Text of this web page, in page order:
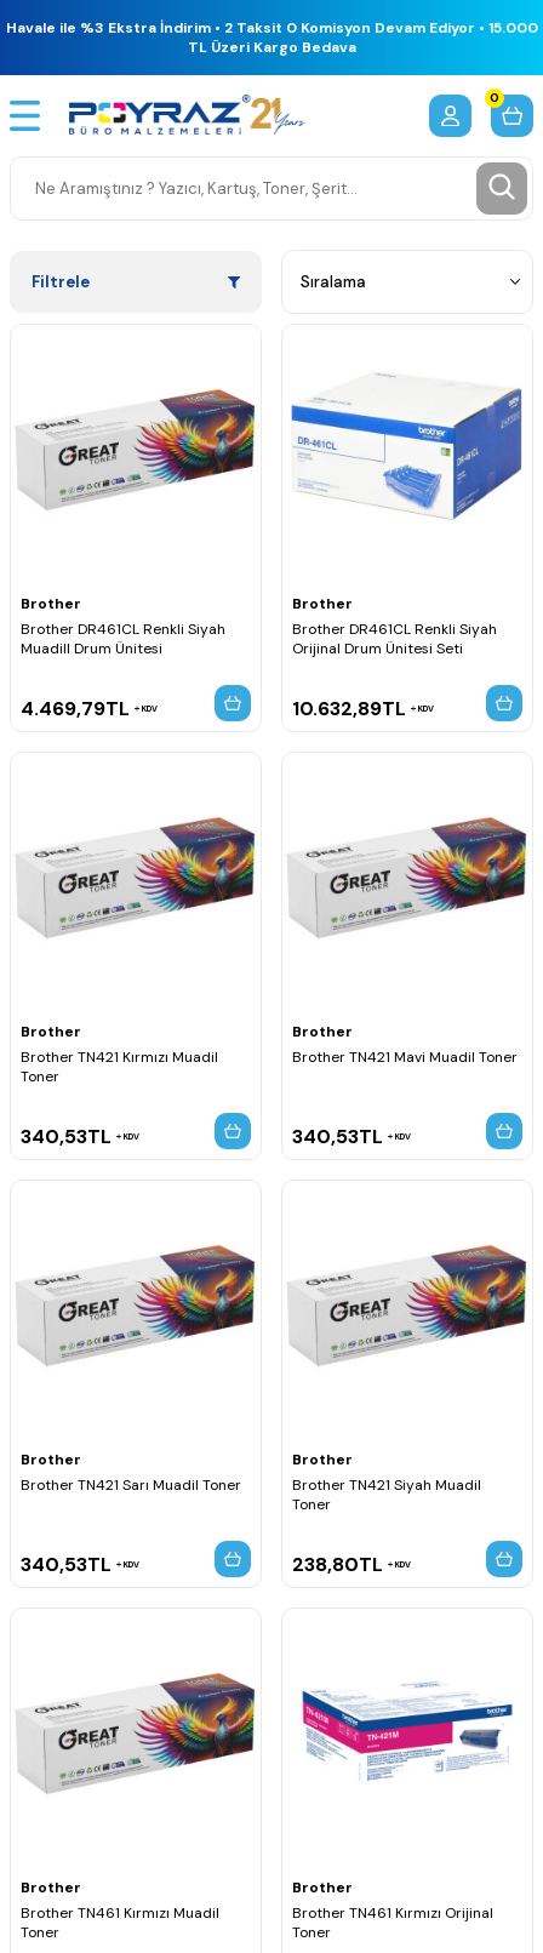
Havale ile %3 Ekstra İndirim • 2 Taksit 0 Komisyon Devam Ediyor • 15.000
TL Üzeri Kargo Bedava
0
Filtrele
Brother
Brother DR461CL Renkli Siyah
Muadill Drum Ünitesi
4.469,79TL KDV
Brother
Brother DR461CL Renkli Siyah
Orijinal Drum Ünitesi Seti
10.632,89TL KDV
Brother
Brother TN421 Kırmızı Muadil
Toner
340,53TL KDV
Brother
Brother TN421 Mavi Muadil Toner
340,53TL KDV
Brother
Brother TN421 Sarı Muadil Toner
340,53TL KDV
Brother
Brother TN421 Siyah Muadil
Toner
238,80TL KDV
Brother
Brother TN461 Kırmızı Muadil
Toner
Brother
Brother TN461 Kırmızı Orijinal
Toner